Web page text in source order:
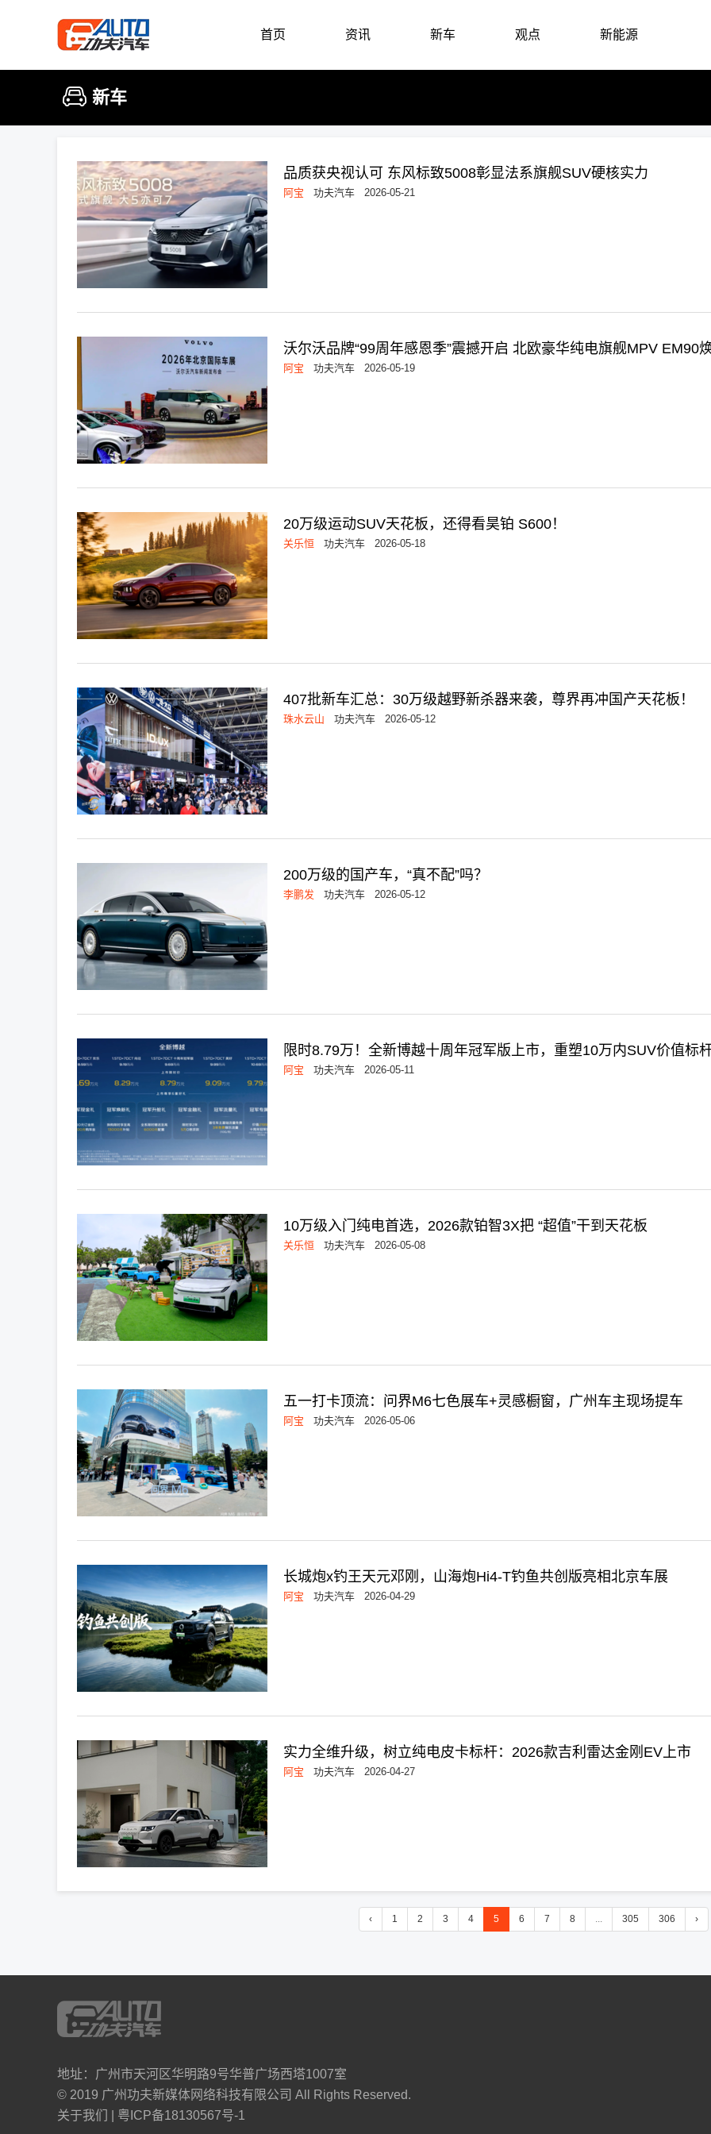
首页 资讯 新车 观点 新能源
新车
品质获央视认可 东风标致5008彰显法系旗舰SUV硬核实力
阿宝 功夫汽车 2026-05-21
沃尔沃品牌“99周年感恩季”震撼开启 北欧豪华纯电旗舰MPV EM90
阿宝 功夫汽车 2026-05-19
20万级运动SUV天花板，还得看昊铂 S600！
关乐恒 功夫汽车 2026-05-18
407批新车汇总：30万级越野新杀器来袭，尊界再冲国产天花板！
珠水云山 功夫汽车 2026-05-12
200万级的国产车，“真不配”吗？
李鹏发 功夫汽车 2026-05-12
限时8.79万！全新博越十周年冠军版上市，重塑10万内SUV价值标
阿宝 功夫汽车 2026-05-11
10万级入门纯电首选，2026款铂智3X把 “超值”干到天花板
关乐恒 功夫汽车 2026-05-08
五一打卡顶流：问界M6七色展车+灵感橱窗，广州车主现场提车
阿宝 功夫汽车 2026-05-06
长城炮x钓王天元邓刚，山海炮Hi4-T钓鱼共创版亮相北京车展
阿宝 功夫汽车 2026-04-29
实力全维升级，树立纯电皮卡标杆：2026款吉利雷达金刚EV上市
阿宝 功夫汽车 2026-04-27
‹ 1 2 3 4 5 6 7 8 ... 305 306 ›
地址：广州市天河区华明路9号华普广场西塔1007室
© 2019 广州功夫新媒体网络科技有限公司 All Rights Reserved.
关于我们
粤ICP备18130567号-1